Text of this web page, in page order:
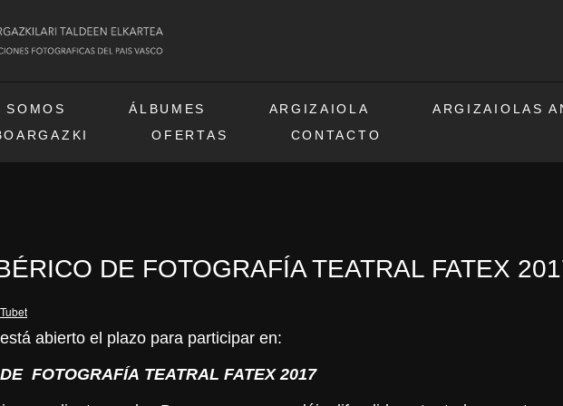
SOMOS ÁLBUMES ARGIZAIOLA ARGIZAIOLAS
OFERTAS CONTACTO
DE FOTOGRAFÍA TEATRAL FATEX
abierto el plazo para participar en:
DE FOTOGRAFÍA TEATRAL FATEX 2017